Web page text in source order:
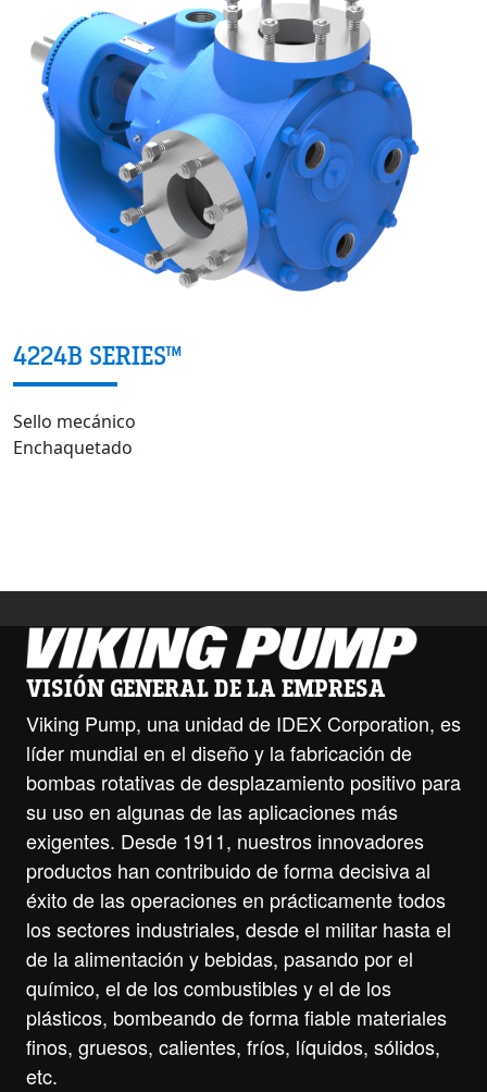
4224B SERIES™
Sello mecánico
Enchaquetado
VISIÓN GENERAL DE LA EMPRESA
Viking Pump, una unidad de IDEX Corporation, es
líder mundial en el diseño y la fabricación de
bombas rotativas de desplazamiento positivo para
su uso en algunas de las aplicaciones más
exigentes. Desde 1911, nuestros innovadores
productos han contribuido de forma decisiva al
éxito de las operaciones en prácticamente todos
los sectores industriales, desde el militar hasta el
de la alimentación y bebidas, pasando por el
químico, el de los combustibles y el de los
plásticos, bombeando de forma fiable materiales
finos, gruesos, calientes, fríos, líquidos, sólidos,
etc.